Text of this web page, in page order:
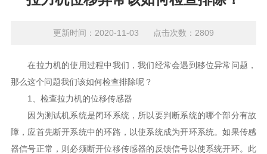
更新时间：2020-11-03 点击次数：2809
在拉力机的使用过程中我们，我们经常会遇到移位异常问题，
那么这个问题我们该如何检查排除呢？
1、检查拉力机的位移传感器
因为测试机系统是闭环系统，所以要判断系统的哪个部分有故
障，应首先断开系统中的环路，以使系统成为开环系统。如果传感
器信号正常，则必须断开位移传感器的反馈信号以使系统开环。此